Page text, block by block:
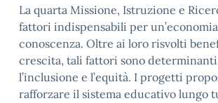
La quarta Missione, Istruzione e
fattori indispensabili per un’economia
conoscenza. Oltre ai loro risvolti
crescita, tali fattori sono
l’inclusione e l’equità. I progetti
rafforzare il sistema educativo lungo